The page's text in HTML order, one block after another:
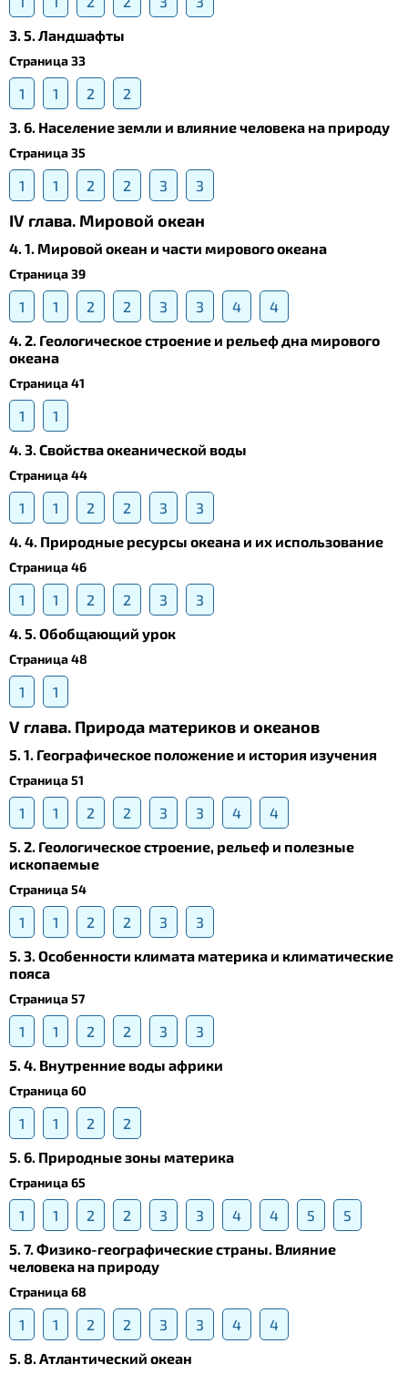
3. 5. Ландшафты
Страница 33
1 1 2
2
3. 6. Население земли и влияние человека на природу
Страница 35
1 1 2 2 3 3
IV глава. Мировой океан
4. 1. Мировой океан и части мирового океана
Страница 39
1 1 2 2 3 3 4
4
4. 2. Геологическое строение и рельеф дна мирового
океана
Страница 41
1
1
4. 3. Свойства океанической воды
Страница 44
1 1 2 2 3
3
4. 4. Природные ресурсы океана и их использование
Страница 46
1 1 2 2 3
3
4. 5. Обобщающий урок
Страница 48
1 1
V глава. Природа материков и океанов
5. 1. Географическое положение и история изучения
Страница 51
1 1 2 2 3 3 4
4
5. 2. Геологическое строение, рельеф и полезные
ископаемые
Страница 54
1 1 2 2 3
3
5. 3. Особенности климата материка и климатические
пояса
Страница 57
1 1 2 2 3
3
5. 4. Внутренние воды африки
Страница 60
1 1 2
2
5. 6. Природные зоны материка
Страница 65
1 1 2 2 3 3 4 4 5
5
5. 7. Физико-географические страны. Влияние
человека на природу
Страница 68
1 1 2 2 3 3 4
4
5. 8. Атлантический океан